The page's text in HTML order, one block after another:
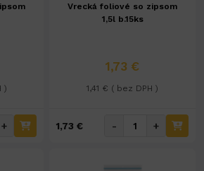
)
+
Vrecká foliové so zipsom
1,5l b.15ks
1,73 €
1,41 € ( bez DPH )
1,73 € - +